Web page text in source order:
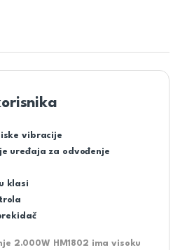
vibracije
uređaja za odvođenje
klasi
2.000W HM1802 ima visoku